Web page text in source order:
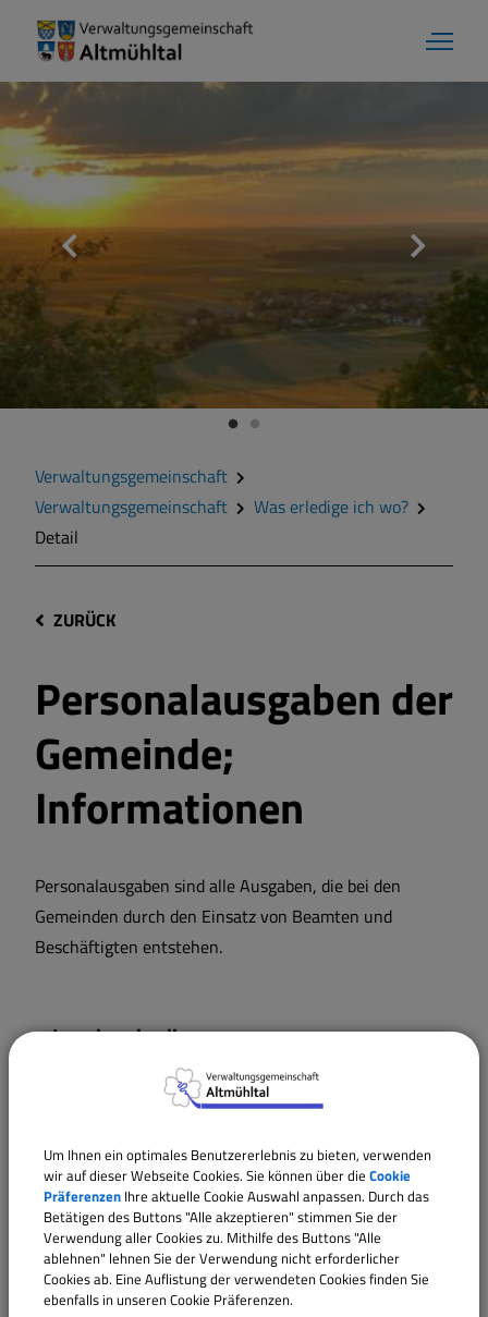
Verwaltungsgemeinschaft
Verwaltungsgemeinschaft
Was erledige ich wo?
Detail
ZURÜCK
Personalausgaben der
Gemeinde;
Informationen
Personalausgaben sind alle Ausgaben, die bei den
Gemeinden durch den Einsatz von Beamten und
Beschäftigten entstehen.
Langbeschreibung
Verantwortliche Behörde
Ansprechpartner:
ChristianWittmann
Tel.:09146 94294-21
E-Mail:c.wittmann@vgem-altmuehltal.de
Um Ihnen ein optimales Benutzererlebnis zu bieten, verwenden
wir auf dieser Webseite Cookies. Sie können über die Cookie
Präferenzen Ihre aktuelle Cookie Auswahl anpassen. Durch das
Betätigen des Buttons "Alle akzeptieren" stimmen Sie der
Verwendung aller Cookies zu. Mithilfe des Buttons "Alle
ablehnen" lehnen Sie der Verwendung nicht erforderlicher
Cookies ab. Eine Auflistung der verwendeten Cookies finden Sie
ebenfalls in unseren Cookie Präferenzen.